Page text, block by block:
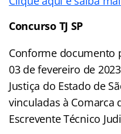
Concurso TJ SP
Conforme documento
03 de fevereiro de
Justiça do Estado de
vinculadas à Comarca
Escrevente Técnico